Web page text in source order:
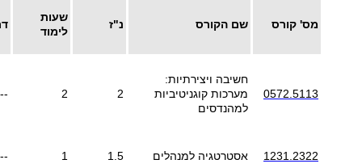
מס' קורס שם הקורס נ"ז
שעות
לימוד
0572.5113
חשיבה ויצירתיות:
מערכות קוגניטיביות
למהנדסים
2
2
--
1231.2322 אסטרטגיה למנהלים 1.5
1
--